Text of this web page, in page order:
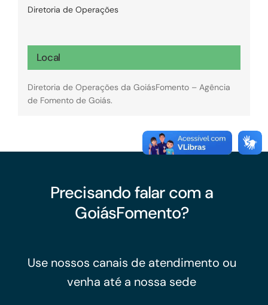
Diretoria de Operações
Local
Diretoria de Operações da GoiásFomento – Agência
de Fomento de Goiás.
Precisando falar com a
GoiásFomento?
Use nossos canais de atendimento ou
venha até a nossa sede